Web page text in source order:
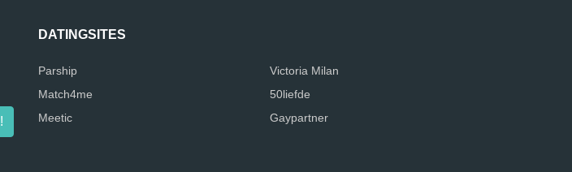
DATINGSITES
Parship
Match4me
Meetic
Victoria Milan
50liefde
Gaypartner